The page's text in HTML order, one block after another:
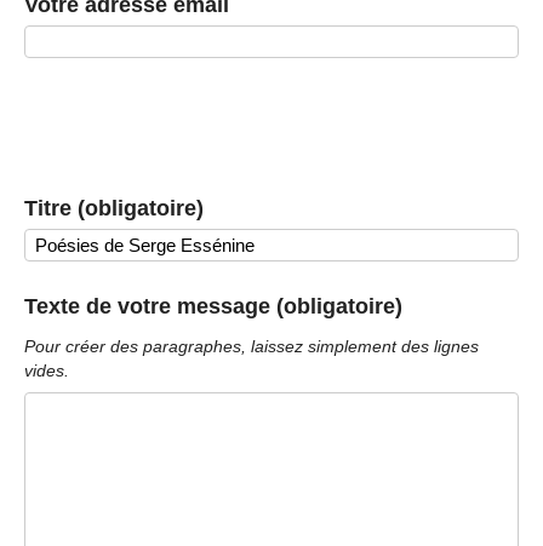
Titre (obligatoire)
Texte de votre message (obligatoire)
Pour créer des paragraphes, laissez simplement des lignes
vides.